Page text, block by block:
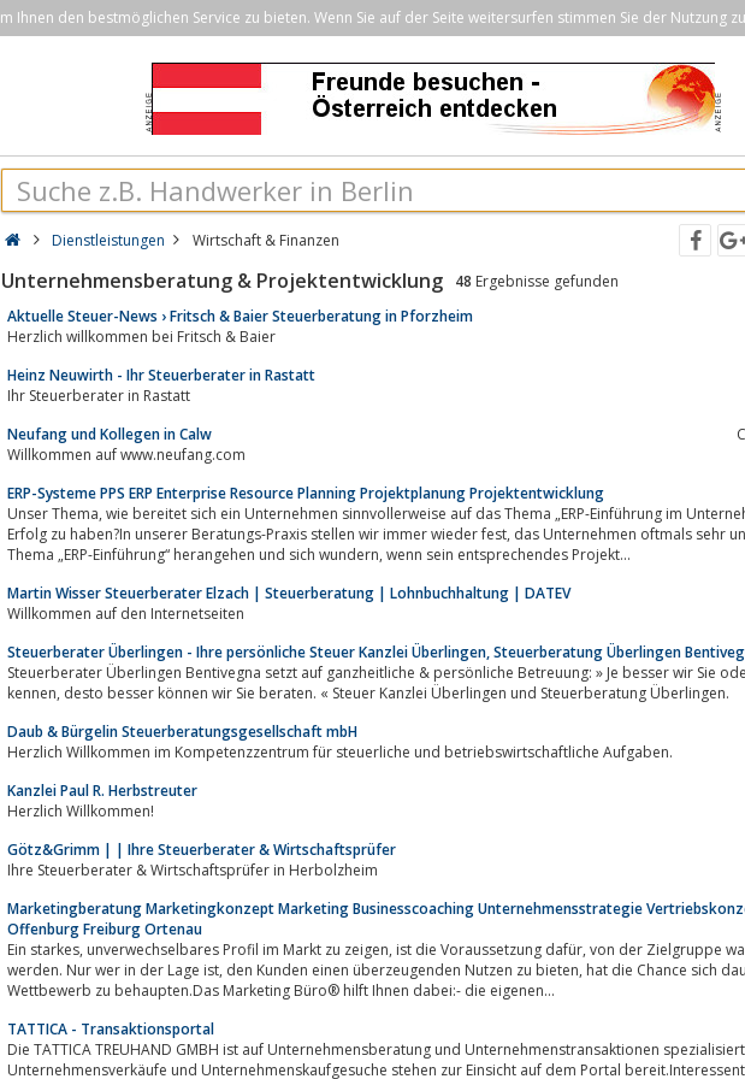
Ihnen den bestmöglichen Service zu bieten. Wenn Sie auf der Seite weitersurfen stimmen Sie der Nutzung
Dienstleistungen Wirtschaft & Finanzen
Unternehmensberatung & Projektentwicklung 48 Ergebnisse gefunden
Aktuelle Steuer-News › Fritsch & Baier Steuerberatung in Pforzheim
Herzlich willkommen bei Fritsch & Baier
Heinz Neuwirth - Ihr Steuerberater in Rastatt
Ihr Steuerberater in Rastatt
Neufang und Kollegen in Calw
Willkommen auf www.neufang.com
ERP-Systeme PPS ERP Enterprise Resource Planning Projektplanung Projektentwicklung
Unser Thema, wie bereitet sich ein Unternehmen sinnvollerweise auf das Thema „ERP-Einführung im Unternehmen“ vor, um
Erfolg zu haben?In unserer Beratungs-Praxis stellen wir immer wieder fest, das Unternehmen oftmals sehr unbedarft an das
Thema „ERP-Einführung“ herangehen und sich wundern, wenn sein entsprechendes Projekt...
Martin Wisser Steuerberater Elzach | Steuerberatung | Lohnbuchhaltung | DATEV
Willkommen auf den Internetseiten
Steuerberater Überlingen - Ihre persönliche Steuer Kanzlei Überlingen, Steuerberatung Überlingen
Steuerberater Überlingen Bentivegna setzt auf ganzheitliche & persönliche Betreuung: » Je besser wir Sie
kennen, desto besser können wir Sie beraten. « Steuer Kanzlei Überlingen und Steuerberatung Überlingen.
Daub & Bürgelin Steuerberatungsgesellschaft mbH
Herzlich Willkommen im Kompetenzzentrum für steuerliche und betriebswirtschaftliche Aufgaben.
Kanzlei Paul R. Herbstreuter
Herzlich Willkommen!
Götz&Grimm | | Ihre Steuerberater & Wirtschaftsprüfer
Ihre Steuerberater & Wirtschaftsprüfer in Herbolzheim
Marketingberatung Marketingkonzept Marketing Businesscoaching Unternehmensstrategie
Offenburg Freiburg Ortenau
Ein starkes, unverwechselbares Profil im Markt zu zeigen, ist die Voraussetzung dafür, von der Zielgruppe wahrgenommen zu
werden. Nur wer in der Lage ist, den Kunden einen überzeugenden Nutzen zu bieten, hat die Chance sich dauerhaft im
Wettbewerb zu behaupten.Das Marketing Büro® hilft Ihnen dabei:- die eigenen...
TATTICA - Transaktionsportal
Die TATTICA TREUHAND GMBH ist auf Unternehmensberatung und Unternehmenstransaktionen
Unternehmensverkäufe und Unternehmenskaufgesuche stehen zur Einsicht auf dem Portal